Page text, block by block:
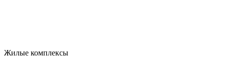
Жилые комплексы